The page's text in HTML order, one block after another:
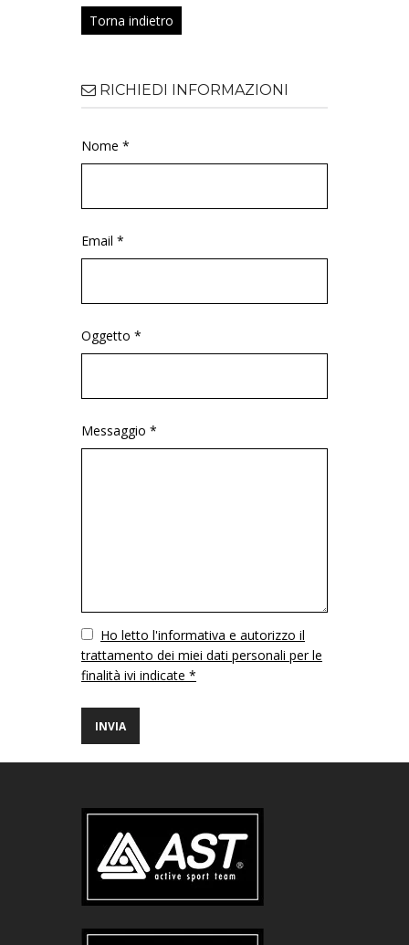
Torna indietro
RICHIEDI INFORMAZIONI
Nome *
Email *
Oggetto *
Messaggio *
VuotoHo letto l'informativa e autorizzo il
trattamento dei miei dati personali per le
finalità ivi indicate *